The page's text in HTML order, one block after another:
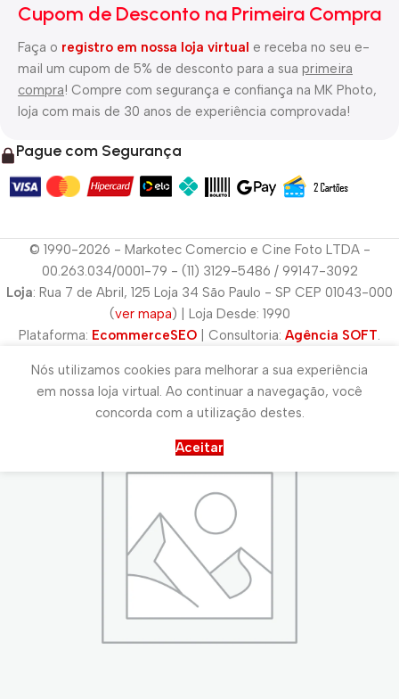
Cupom de Desconto na Primeira Compra
Faça o registro em nossa loja virtual e receba no seu e-
mail um cupom de 5% de desconto para a sua primeira
compra! Compre com segurança e confiança na MK Photo,
loja com mais de 30 anos de experiência comprovada!
Pague com Segurança
© 1990-2026 - Markotec Comercio e Cine Foto LTDA -
00.263.034/0001-79 - (11) 3129-5486 / 99147-3092
Loja: Rua 7 de Abril, 125 Loja 34 São Paulo - SP CEP 01043-000
(ver mapa) | Loja Desde: 1990
Plataforma: EcommerceSEO | Consultoria: Agência SOFT.
Nós utilizamos cookies para melhorar a sua experiência
em nossa loja virtual. Ao continuar a navegação, você
concorda com a utilização destes.
Aceitar